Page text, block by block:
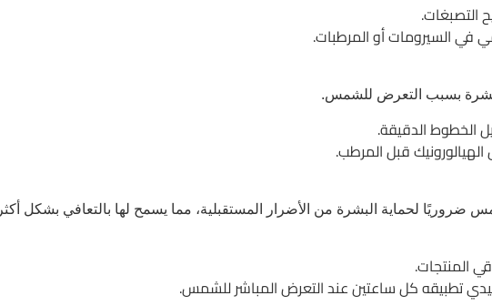
التصبغات.
في السيرومات أو المرطبات.
بسبب التعرض للشمس.
الخطوط الدقيقة.
قبل المرطب.
ضروريًا لحماية البشرة من الأضرار المستقبلية، مما يسمح لها بالتعافي بشكل أكثر
المنتجات.
تطبيقه كل ساعتين عند التعرض المباشر للشمس.